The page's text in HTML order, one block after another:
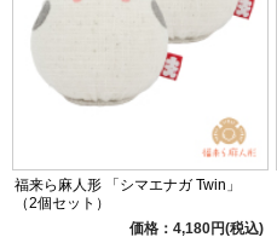
福来ら麻人形 「シマエナガ Twin」
（2個セット）
価格：4,180円(税込)